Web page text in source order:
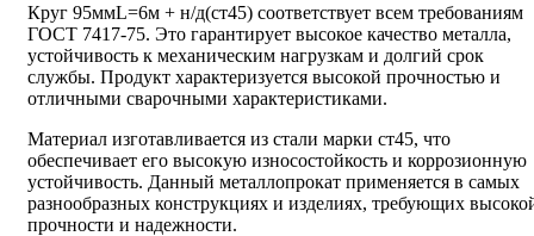
Круг 95ммL=6м + н/д(ст45) соответствует всем требованиям
ГОСТ 7417-75. Это гарантирует высокое качество металла,
устойчивость к механическим нагрузкам и долгий срок
службы. Продукт характеризуется высокой прочностью и
отличными сварочными характеристиками.
Материал изготавливается из стали марки ст45, что
обеспечивает его высокую износостойкость и коррозионную
устойчивость. Данный металлопрокат применяется в самых
разнообразных конструкциях и изделиях, требующих
прочности и надежности.